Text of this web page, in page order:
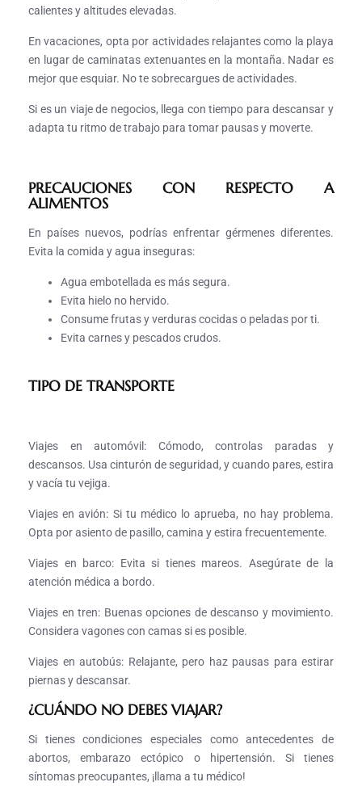
calientes y altitudes elevadas.
En vacaciones, opta por actividades relajantes como la playa
en lugar de caminatas extenuantes en la montaña. Nadar es
mejor que esquiar. No te sobrecargues de actividades.
Si es un viaje de negocios, llega con tiempo para descansar y
adapta tu ritmo de trabajo para tomar pausas y moverte.
PRECAUCIONES CON RESPECTO A
ALIMENTOS
En países nuevos, podrías enfrentar gérmenes diferentes.
Evita la comida y agua inseguras:
Agua embotellada es más segura.
Evita hielo no hervido.
Consume frutas y verduras cocidas o peladas por ti.
Evita carnes y pescados crudos.
TIPO DE TRANSPORTE
Viajes en automóvil: Cómodo, controlas paradas y
descansos. Usa cinturón de seguridad, y cuando pares, estira
y vacía tu vejiga.
Viajes en avión: Si tu médico lo aprueba, no hay problema.
Opta por asiento de pasillo, camina y estira frecuentemente.
Viajes en barco: Evita si tienes mareos. Asegúrate de la
atención médica a bordo.
Viajes en tren: Buenas opciones de descanso y movimiento.
Considera vagones con camas si es posible.
Viajes en autobús: Relajante, pero haz pausas para estirar
piernas y descansar.
¿CUÁNDO NO DEBES VIAJAR?
Si tienes condiciones especiales como antecedentes de
abortos, embarazo ectópico o hipertensión. Si tienes
síntomas preocupantes, ¡llama a tu médico!